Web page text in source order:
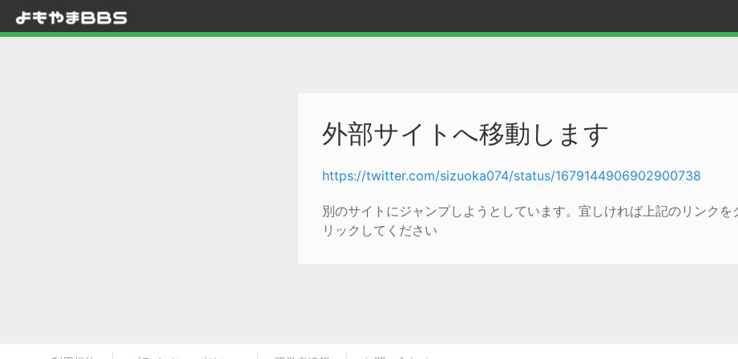
外部サイトへ移動します
https://twitter.com/sizuoka074/status/1679144906902900738
別のサイトにジャンプしようとしています。宜しければ上記のリンクを
リックしてください